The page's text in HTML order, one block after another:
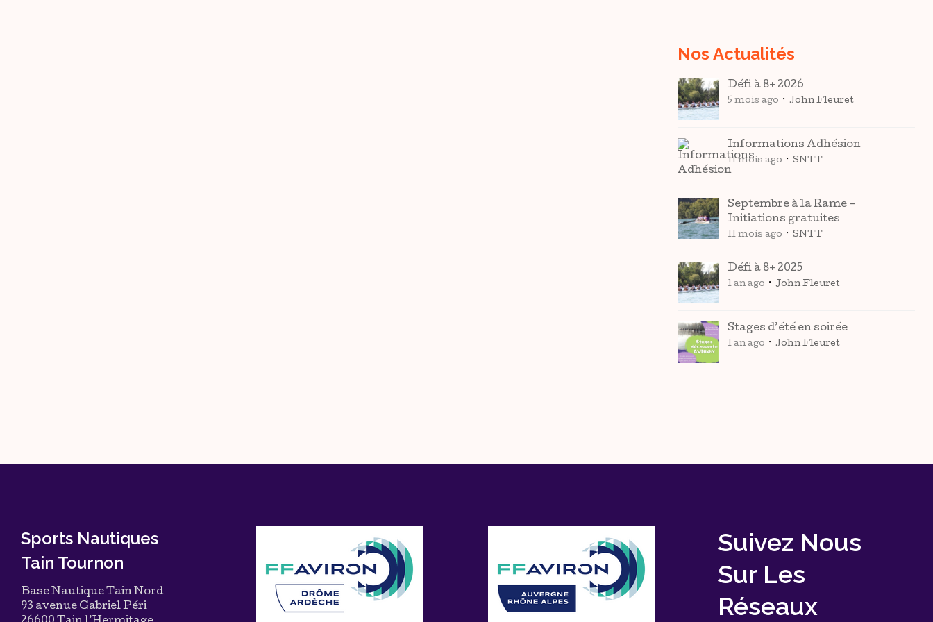
Nos Actualités
Défi à 8+ 2026
5 mois ago John Fleuret
Informations Adhésion
11 mois ago SNTT
Septembre à la Rame –
Initiations gratuites
11 mois ago SNTT
Défi à 8+ 2025
1 an ago John Fleuret
Stages d’été en soirée
1 an ago John Fleuret
Sports Nautiques
Tain Tournon
Base Nautique Tain Nord
93 avenue Gabriel Péri
Suivez Nous
Sur Les
Réseaux